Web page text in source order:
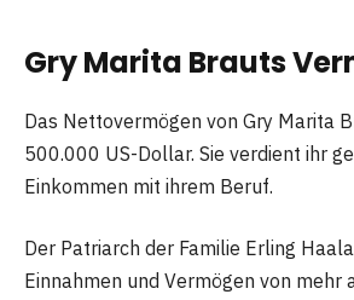
Gry Marita Brauts
Das Nettovermögen von Gry Marita
500.000 US-Dollar. Sie verdient ihr
Einkommen mit ihrem Beruf.
Der Patriarch der Familie Erling
Einnahmen und Vermögen von mehr